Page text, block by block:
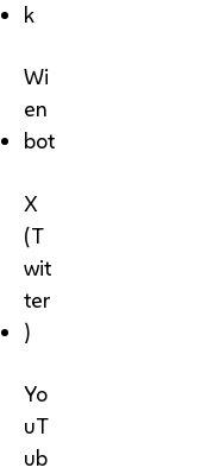
k
Wi
en
bot
X
(T
wit
ter
)
Yo
uT
ub